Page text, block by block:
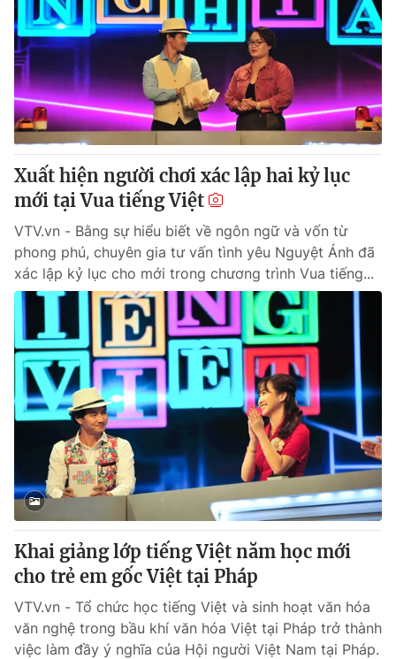
Xuất hiện người chơi xác lập hai kỷ lục
mới tại Vua tiếng Việt
VTV.vn - Bằng sự hiểu biết về ngôn ngữ và vốn từ
phong phú, chuyên gia tư vấn tình yêu Nguyệt Ánh đã
xác lập kỷ lục cho mới trong chương trình Vua tiếng...
Khai giảng lớp tiếng Việt năm học mới
cho trẻ em gốc Việt tại Pháp
VTV.vn - Tổ chức học tiếng Việt và sinh hoạt văn hóa
văn nghệ trong bầu khí văn hóa Việt tại Pháp trở thành
việc làm đầy ý nghĩa của Hội người Việt Nam tại Pháp.